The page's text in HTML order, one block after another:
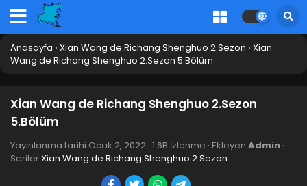
Anasayfa › Xian Wang de Richang Shenghuo 2.Sezon › Xian
Wang de Richang Shenghuo 2.Sezon 5.Bölüm
Xian Wang de Richang Shenghuo 2.Sezon
5.Bölüm
Yayınlanma tarihi Ocak 2, 2022 · 1.6B İzlenme · Ekleyen Admin ·
SerilerXian Wang de Richang Shenghuo 2.Sezon